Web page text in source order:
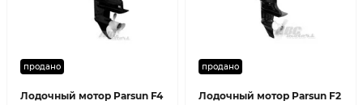
продано
Лодочный мотор Parsun F4
продано
Лодочный мотор Parsun F2